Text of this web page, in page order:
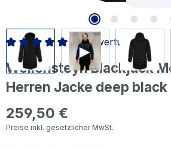
Wellensteyn Blackjack
Herren Jacke deep black
Regulärer Preis:
259,50 €
Preise inkl. gesetzlicher MwSt.
Durchschnittliche Bewertung von 5 von
1 Bewertung